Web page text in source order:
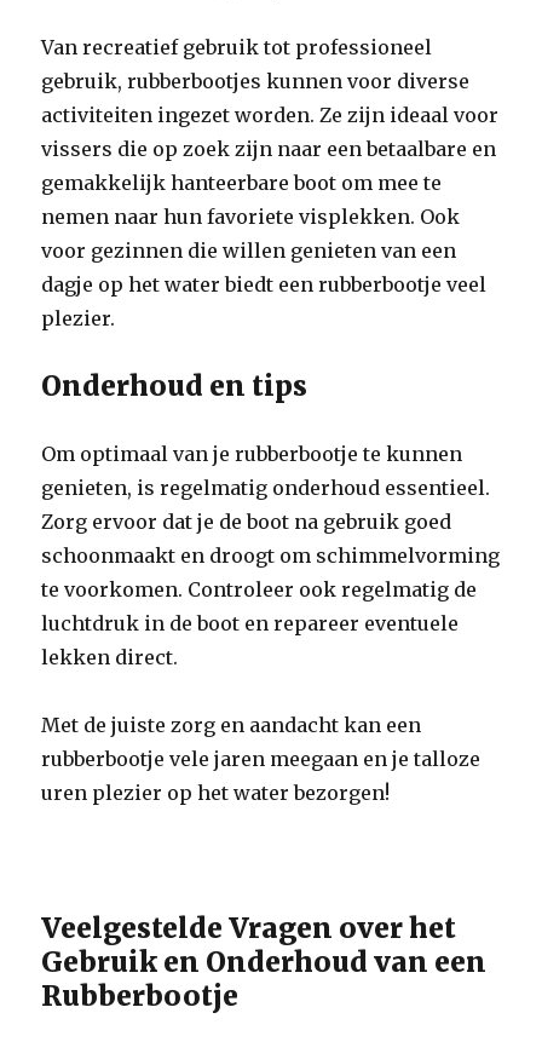
Van recreatief gebruik tot professioneel
gebruik, rubberbootjes kunnen voor diverse
activiteiten ingezet worden. Ze zijn ideaal voor
vissers die op zoek zijn naar een betaalbare en
gemakkelijk hanteerbare boot om mee te
nemen naar hun favoriete visplekken. Ook
voor gezinnen die willen genieten van een
dagje op het water biedt een rubberbootje veel
plezier.
Onderhoud en tips
Om optimaal van je rubberbootje te kunnen
genieten, is regelmatig onderhoud essentieel.
Zorg ervoor dat je de boot na gebruik goed
schoonmaakt en droogt om schimmelvorming
te voorkomen. Controleer ook regelmatig de
luchtdruk in de boot en repareer eventuele
lekken direct.
Met de juiste zorg en aandacht kan een
rubberbootje vele jaren meegaan en je talloze
uren plezier op het water bezorgen!
Veelgestelde Vragen over het
Gebruik en Onderhoud van een
Rubberbootje